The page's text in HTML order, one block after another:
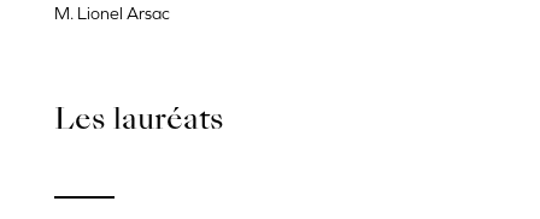
M. Lionel Arsac
Les lauréats